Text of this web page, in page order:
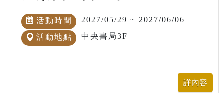
活動時間 2027/05/29 ~ 2027/06/06
活動地點 中央書局3F